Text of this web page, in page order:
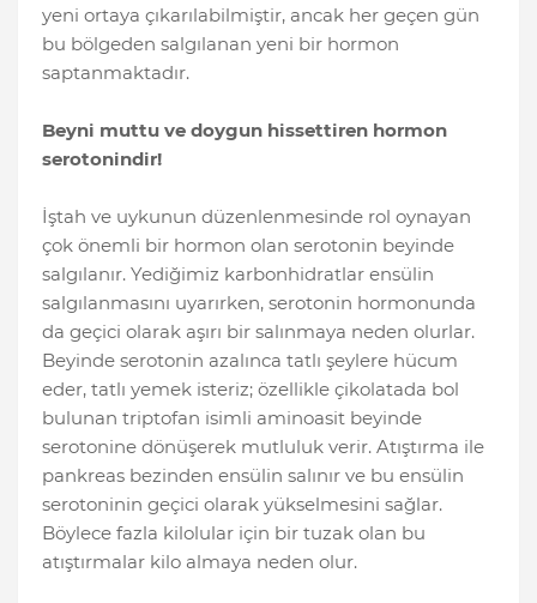
yeni ortaya çıkarılabilmiştir, ancak her geçen gün
bu bölgeden salgılanan yeni bir hormon
saptanmaktadır.
Beyni muttu ve doygun hissettiren hormon
serotonindir!
İştah ve uykunun düzenlenmesinde rol oynayan
çok önemli bir hormon olan serotonin beyinde
salgılanır. Yediğimiz karbonhidratlar ensülin
salgılanmasını uyarırken, serotonin hormonunda
da geçici olarak aşırı bir salınmaya neden olurlar.
Beyinde serotonin azalınca tatlı şeylere hücum
eder, tatlı yemek isteriz; özellikle çikolatada bol
bulunan triptofan isimli aminoasit beyinde
serotonine dönüşerek mutluluk verir. Atıştırma ile
pankreas bezinden ensülin salınır ve bu ensülin
serotoninin geçici olarak yükselmesini sağlar.
Böylece fazla kilolular için bir tuzak olan bu
atıştırmalar kilo almaya neden olur.